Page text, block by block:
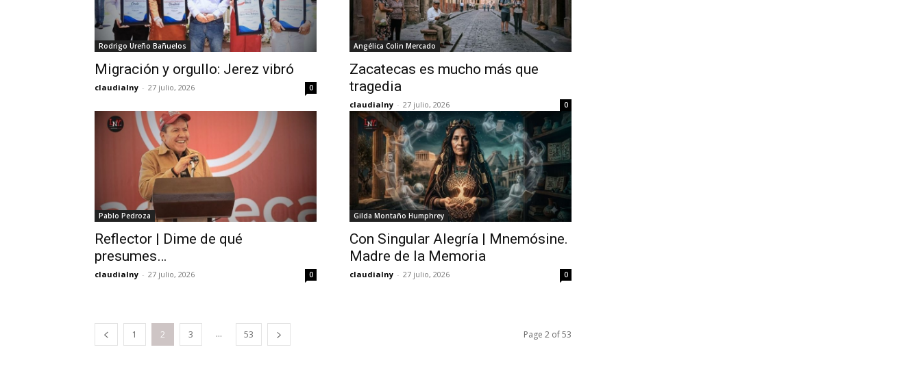
Rodrigo Ureño Bañuelos
Migración y orgullo: Jerez vibró
claudialny - 27 julio, 2026 0
Angélica Colin Mercado
Zacatecas es mucho más que
tragedia
claudialny - 27 julio, 2026 0
Pablo Pedroza
Reflector | Dime de qué
presumes…
claudialny - 27 julio, 2026 0
Gilda Montaño Humphrey
Con Singular Alegría | Mnemósine.
Madre de la Memoria
claudialny - 27 julio, 2026 0
1 2 3 ... 53 Page 2 of 53